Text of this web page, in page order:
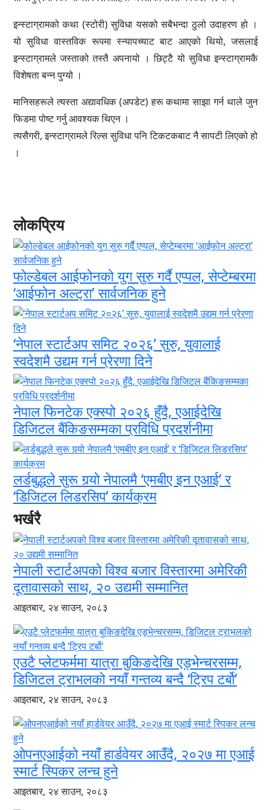
इन्स्टाग्रामको कथा (स्टोरी) सुविधा यसको सबैभन्दा ठुलो उदाहरण हो ।
यो सुविधा वास्तविक रूपमा स्न्यापच्याट बाट आएको थियो, जसलाई
इन्स्टाग्रामले जस्ताको तस्तै अपनायो । छिट्टै यो सुविधा इन्स्टाग्रामकै
विशेषता बन्न पुग्यो ।
मानिसहरूले त्यस्ता अद्यावधिक (अपडेट) हरू कथामा साझा गर्न थाले जुन
फिडमा पोष्ट गर्नु आवश्यक थिएन ।
त्यसैगरी, इन्स्टाग्रामले रिल्स सुविधा पनि टिकटकबाट नै सापटी लिएको हो
।
लोकप्रिय
फोल्डेबल आईफोनको युग सुरु गर्दै एप्पल, सेप्टेम्बरमा
‘आईफोन अल्ट्रा’ सार्वजनिक हुने
‘नेपाल स्टार्टअप समिट २०२६’ सुरु, युवालाई
स्वदेशमै उद्यम गर्न प्रेरणा दिने
नेपाल फिनटेक एक्स्पो २०२६ हुँदै, एआईदेखि
डिजिटल बैंकिङसम्मका प्रविधि प्रदर्शनीमा
लर्डबुद्धले सुरू गर्‍यो नेपालमै ‘एमबीए इन एआई’ र
‘डिजिटल लिडरसिप’ कार्यक्रम
भर्खरै
नेपाली स्टार्टअपको विश्व बजार विस्तारमा अमेरिकी
दूतावासको साथ, २० उद्यमी सम्मानित
आइतबार, २४ साउन, २०८३
एउटै प्लेटफर्ममा यात्रा बुकिङदेखि एड्भेन्चरसम्म,
डिजिटल ट्राभलको नयाँ गन्तव्य बन्दै ‘ट्रिप टर्बो’
आइतबार, २४ साउन, २०८३
ओपनएआईको नयाँ हार्डवेयर आउँदै, २०२७ मा एआई
स्मार्ट स्पिकर लन्च हुने
आइतबार, २४ साउन, २०८३